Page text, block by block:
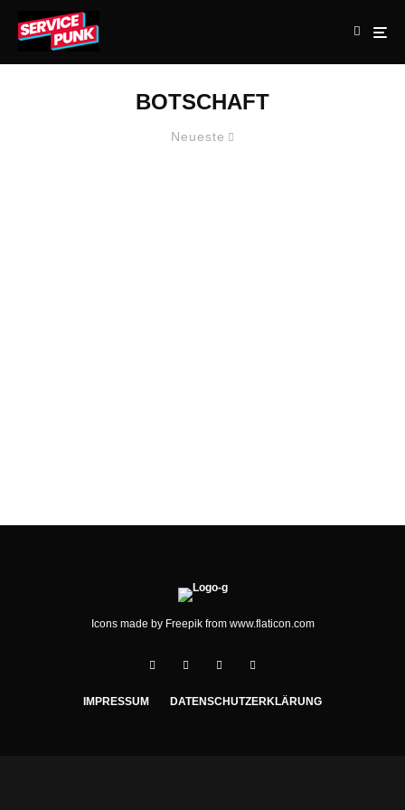
BOTSCHAFT
Neueste
Icons made by Freepikfrom www.flaticon.com
IMPRESSUM DATENSCHUTZERKLÄRUNG